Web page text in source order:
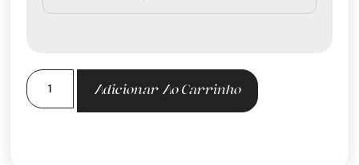
Adicionar Ao Carrinho